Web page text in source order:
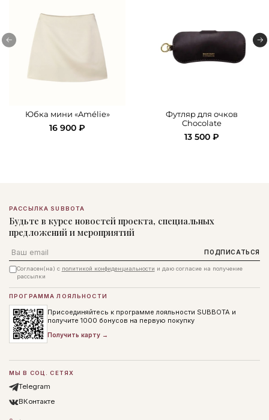
Юбка мини «Amélie»
16 900 ₽
Футляр для очков
Chocolate
13 500 ₽
РАССЫЛКА SUBBOTA
Будьте в курсе новостей проекта, специальных
предложений и мероприятий
Email ПОДПИСАТЬСЯ
Согласен(на) с политикой конфиденциальности и даю согласие на получение
рассылки
ПРОГРАММА ЛОЯЛЬНОСТИ
Присоединяйтесь к программе лояльности SUBBOTA и
получите 1000 бонусов на первую покупку
Получить карту →
МЫ В СОЦ. СЕТЯХ
Telegram
ВКонтакте